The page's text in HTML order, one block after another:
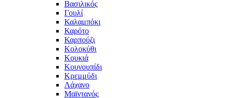
Βασιλικός
Γουλί
Καλαμπόκι
Καρότο
Καρπούζι
Κολοκύθι
Κουκιά
Κουνουπίδι
Κρεμμύδι
Λάχανο
Μαϊντανός